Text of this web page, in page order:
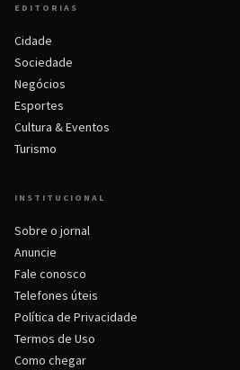
EDITORIAS
Cidade
Sociedade
Negócios
Esportes
Cultura & Eventos
Turismo
INSTITUCIONAL
Sobre o jornal
Anuncie
Fale conosco
Telefones úteis
Política de Privacidade
Termos de Uso
Como chegar